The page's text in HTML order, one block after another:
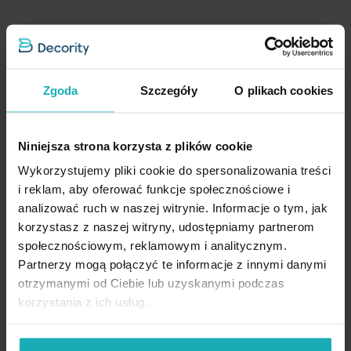
Zgoda Szczegóły O plikach cookies
Niniejsza strona korzysta z plików cookie
Wykorzystujemy pliki cookie do spersonalizowania treści
i reklam, aby oferować funkcje społecznościowe i
analizować ruch w naszej witrynie. Informacje o tym, jak
korzystasz z naszej witryny, udostępniamy partnerom
społecznościowym, reklamowym i analitycznym.
Partnerzy mogą połączyć te informacje z innymi danymi
otrzymanymi od Ciebie lub uzyskanymi podczas
korzystania z ich usług.
praktyczną, jak i dekoracyjną funkcję.
Szczegóły:
Opinie potwierdzone zakupem